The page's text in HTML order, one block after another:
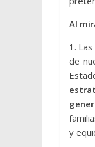
Al
1.
de
y